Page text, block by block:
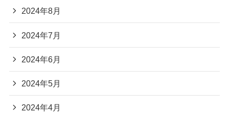
2024年8月
2024年7月
2024年6月
2024年5月
2024年4月